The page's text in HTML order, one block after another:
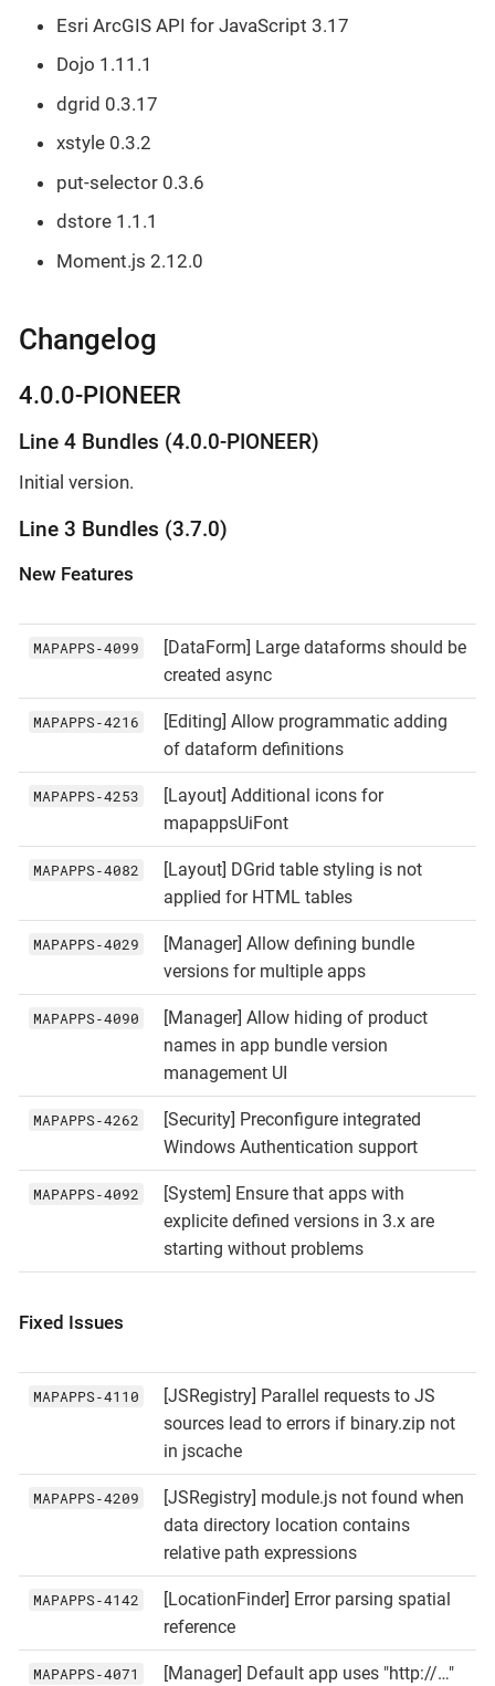
Esri ArcGIS API for JavaScript 3.17
Dojo 1.11.1
dgrid 0.3.17
xstyle 0.3.2
put-selector 0.3.6
dstore 1.1.1
Moment.js 2.12.0
Changelog
4.0.0-PIONEER
Line 4 Bundles (4.0.0-PIONEER)
Initial version.
Line 3 Bundles (3.7.0)
New Features
MAPAPPS‑4099
[DataForm] Large dataforms should be
created async
MAPAPPS‑4216
[Editing] Allow programmatic adding
of dataform definitions
MAPAPPS‑4253
[Layout] Additional icons for
mapappsUiFont
MAPAPPS‑4082
[Layout] DGrid table styling is not
applied for HTML tables
MAPAPPS‑4029
[Manager] Allow defining bundle
versions for multiple apps
MAPAPPS‑4090
[Manager] Allow hiding of product
names in app bundle version
management UI
MAPAPPS‑4262
[Security] Preconfigure integrated
Windows Authentication support
MAPAPPS‑4092
[System] Ensure that apps with
explicite defined versions in 3.x are
starting without problems
Fixed Issues
MAPAPPS‑4110
[JSRegistry] Parallel requests to JS
sources lead to errors if binary.zip not
in jscache
MAPAPPS‑4209
[JSRegistry] module.js not found when
data directory location contains
relative path expressions
MAPAPPS‑4142
[LocationFinder] Error parsing spatial
reference
MAPAPPS‑4071
[Manager] Default app uses "http://…​"